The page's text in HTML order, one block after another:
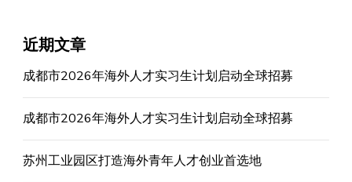
近期文章
成都市2026年海外人才实习生计划启动全球招募
成都市2026年海外人才实习生计划启动全球招募
苏州工业园区打造海外青年人才创业首选地